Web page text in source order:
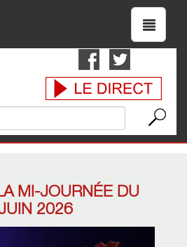
MI-JOURNÉE DU
2026